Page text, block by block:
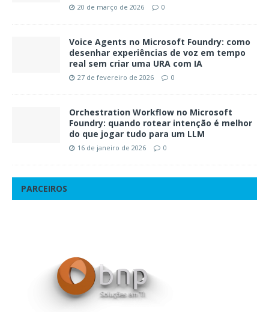
20 de março de 2026 0
Voice Agents no Microsoft Foundry: como
desenhar experiências de voz em tempo
real sem criar uma URA com IA
27 de fevereiro de 2026 0
Orchestration Workflow no Microsoft
Foundry: quando rotear intenção é melhor
do que jogar tudo para um LLM
16 de janeiro de 2026 0
PARCEIROS